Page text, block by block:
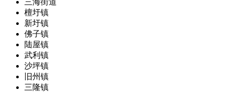
三海街道
檀圩镇
新圩镇
佛子镇
陆屋镇
武利镇
沙坪镇
旧州镇
三隆镇